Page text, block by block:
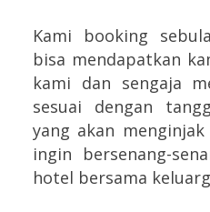
Kami booking
bisa mendapatkan
kami dan sengaja
sesuai dengan
yang akan
ingin bersenang-
hotel bersama